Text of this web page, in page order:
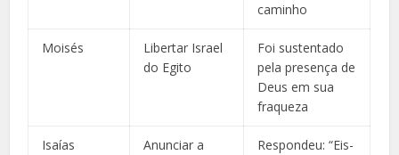
caminho
Moisés
Libertar Israel
do Egito
Foi sustentado
pela presença de
Deus em sua
fraqueza
Isaías
Anunciar a
Respondeu: “Eis-